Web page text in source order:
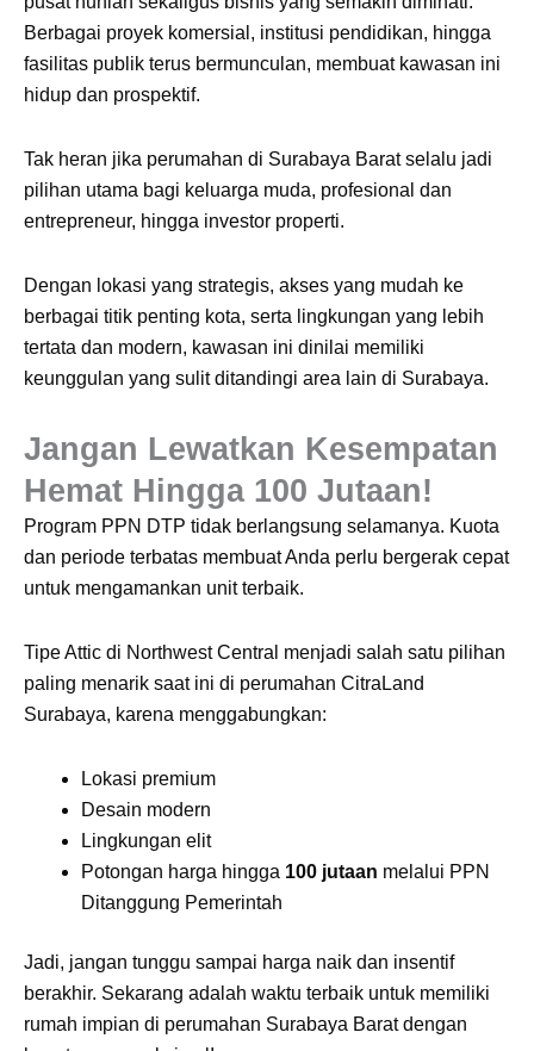
Berbagai proyek komersial, institusi pendidikan, hingga
fasilitas publik terus bermunculan, membuat kawasan ini
hidup dan prospektif.
Tak heran jika perumahan di Surabaya Barat selalu jadi
pilihan utama bagi keluarga muda, profesional dan
entrepreneur, hingga investor properti.
Dengan lokasi yang strategis, akses yang mudah ke
berbagai titik penting kota, serta lingkungan yang lebih
tertata dan modern, kawasan ini dinilai memiliki
keunggulan yang sulit ditandingi area lain di Surabaya.
Jangan Lewatkan Kesempatan
Hemat Hingga 100 Jutaan!
Program PPN DTP tidak berlangsung selamanya. Kuota
dan periode terbatas membuat Anda perlu bergerak cepat
untuk mengamankan unit terbaik.
Tipe Attic di Northwest Central menjadi salah satu pilihan
paling menarik saat ini di perumahan CitraLand
Surabaya, karena menggabungkan:
Lokasi premium
Desain modern
Lingkungan elit
Potongan harga hingga 100 jutaan melalui PPN
Ditanggung Pemerintah
Jadi, jangan tunggu sampai harga naik dan insentif
berakhir. Sekarang adalah waktu terbaik untuk memiliki
rumah impian di perumahan Surabaya Barat dengan